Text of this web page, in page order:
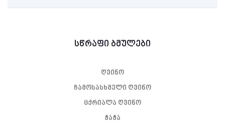
სწრაფი ბმულები
ღვინო
ჩამოსასხმელი ღვინო
ცქრიალა ღვინო
ჭაჭა